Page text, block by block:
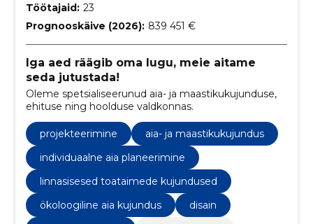
Töötajaid: 23
Prognooskäive (2026): 839 451 €
Iga aed räägib oma lugu, meie aitame
seda jutustada!
Oleme spetsialiseerunud aia- ja maastikukujunduse,
ehituse ning hoolduse valdkonnas.
projekteerimine
aia- ja maastikukujundus
individuaalne aia planeerimine
linnasisesed toataimede kujundused
ökoloogiline aia kujundus
disain